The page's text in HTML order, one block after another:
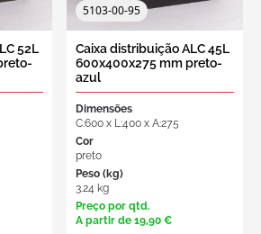
52L
5103-00-95
Caixa distribuição ALC 45L
600x400x275 mm preto-
azul
Dimensões
C:600 x L:400 x A:275
Cor
preto
Peso (kg)
3.24 kg
Preço por qtd.
A partir de 19,90 €